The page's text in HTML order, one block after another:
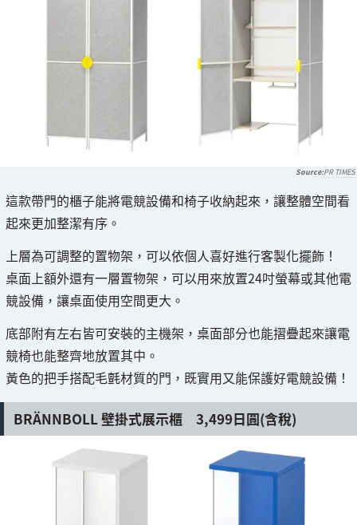
PR TIMES
這款帶門的櫃子能將電競設備和椅子收納起來，讓整體空間看
起來更加整潔有序。
上層為可調整的置物架，可以依個人喜好進行客製化擺飾！
桌面上額外還有一層置物架，可以用來放置24吋螢幕或其他電
競設備，讓桌面使用空間更大。
底部附有左右皆可安裝的主機架，桌面部分也能摺疊起來讓電
競椅也能整齊地放置其中。
黃色的把手搭配毛氈材質的門，既實用又能保護好電競設備！
BRÄNNBOLL 壁掛式展示櫃 3,499日圓(含稅)